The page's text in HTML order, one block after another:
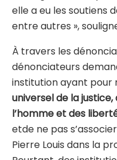
elle a eu les soutiens
entre autres »,
À travers les
dénonciateurs
institution ayant pour
universel de la
l’homme et des
etde ne pas
Pierre Louis dans la